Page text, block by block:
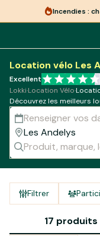
Incendies :
Location vélo Les
Excellent
Lokki·Location Vélo·
Découvrez les meilleurs
modèles, tarifs et
Filtrer
17 produits